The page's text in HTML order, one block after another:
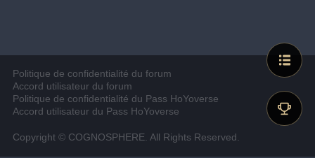
Politique de confidentialité du forum
Accord utilisateur du forum
Politique de confidentialité du Pass HoYoverse
Accord utilisateur du Pass HoYoverse
Copyright © COGNOSPHERE. All Rights Reserved.